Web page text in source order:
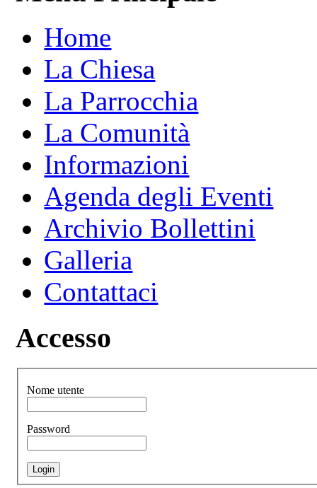
Home
La Chiesa
La Parrocchia
La Comunità
Informazioni
Agenda degli Eventi
Archivio Bollettini
Galleria
Contattaci
Accesso
Nome utente
Password